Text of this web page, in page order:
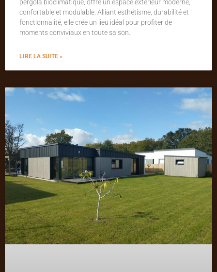
pergola bioclimatique, offre un espace extérieur moderne,
confortable et modulable. Alliant esthétisme, durabilité et
fonctionnalité, elle crée un lieu idéal pour profiter de
moments conviviaux en toute saison.
LIRE LA SUITE »